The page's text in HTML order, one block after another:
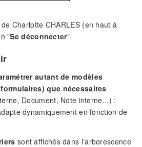
Charlotte CHARLES (en haut à
"Se déconnecter"
autant de modèles
que nécessaires
Document, Note interne...) :
dynamiquement en fonction de
sont affichés dans l’arborescence